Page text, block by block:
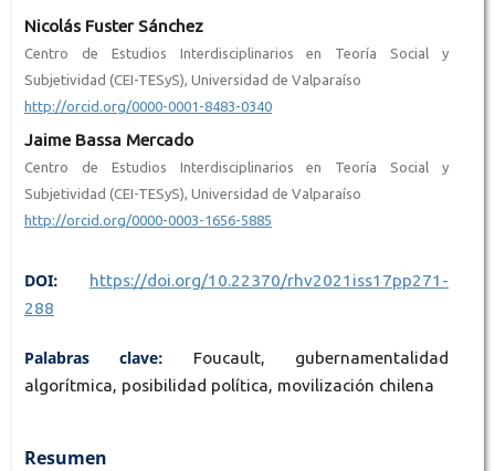
Nicolás Fuster Sánchez
Centro de Estudios Interdisciplinarios en Teoría Social y
Subjetividad (CEI-TESyS), Universidad de Valparaíso
http://orcid.org/0000-0001-8483-0340
Jaime Bassa Mercado
Centro de Estudios Interdisciplinarios en Teoría Social y
Subjetividad (CEI-TESyS), Universidad de Valparaíso
http://orcid.org/0000-0003-1656-5885
DOI:
https://doi.org/10.22370/rhv2021iss17pp271-
288
Palabras clave:
Foucault, gubernamentalidad
algorítmica, posibilidad política, movilización chilena
Resumen